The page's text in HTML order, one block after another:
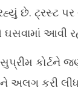
છે. ટ્રસ્ટ પર
આવી
કોર્ટને
અલગ કરી